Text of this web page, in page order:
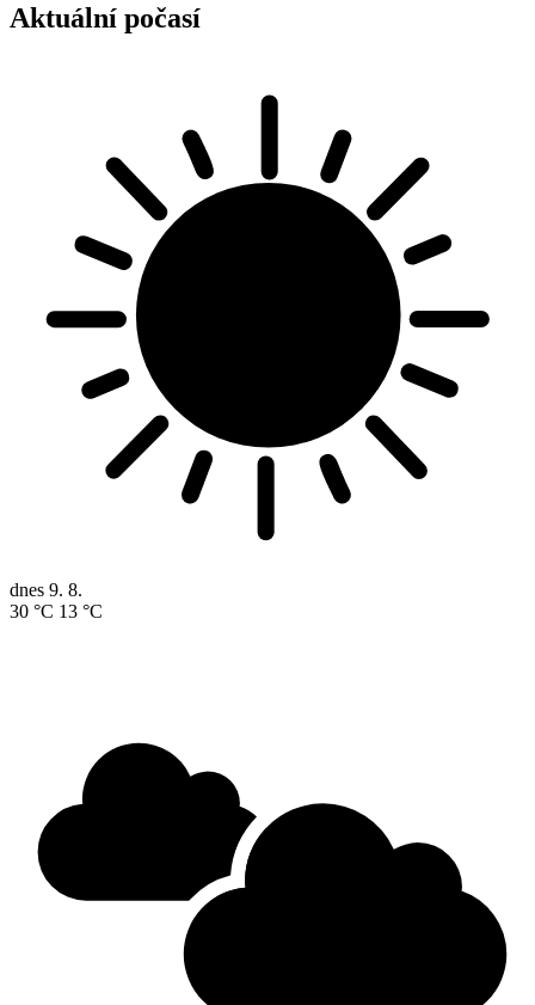
Aktuální počasí
dnes 9. 8.
30 °C 13 °C